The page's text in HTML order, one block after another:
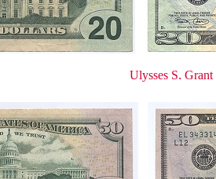
Ulysses S. Grant